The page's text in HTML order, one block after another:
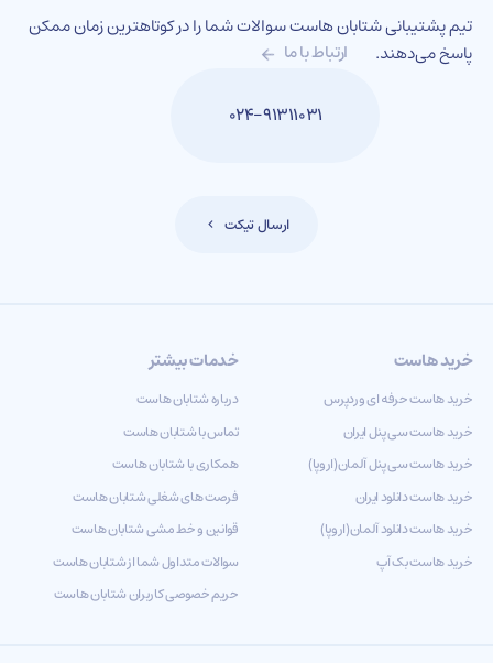
تیم پشتیبانی شتابان هاست سوالات شما را در کوتاهترین زمان ممکن
پاسخ می‌دهند.
ارتباط با ما
۰۲۴-۹۱۳۱۱۰۳۱
ارسال تیکت
خرید هاست
خرید هاست حرفه ای وردپرس
خرید هاست سی پنل ایران
خرید هاست سی پنل آلمان(اروپا)
خرید هاست دانلود ایران
خرید هاست دانلود آلمان(اروپا)
خرید هاست بک آپ
خدمات بیشتر
درباره شتابان هاست
تماس با شتابان هاست
همکاری با شتابان هاست
فرصت های شغلی شتابان هاست
قوانین و خط مشی شتابان هاست
سوالات متداول شما از شتابان هاست
حریم خصوصی کاربران شتابان هاست